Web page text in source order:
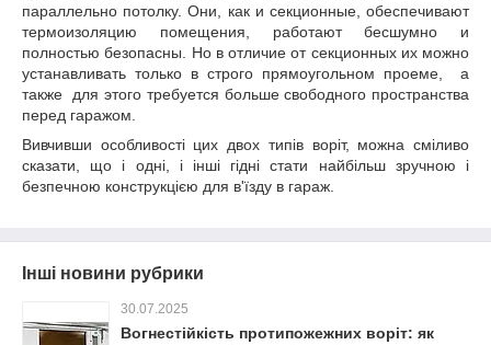
параллельно потолку. Они, как и секционные, обеспечивают
термоизоляцию помещения, работают бесшумно и
полностью безопасны. Но в отличие от секционных их можно
устанавливать только в строго прямоугольном проеме, а
также для этого требуется больше свободного пространства
перед гаражом.
Вивчивши особливості цих двох типів воріт, можна сміливо
сказати, що і одні, і інші гідні стати найбільш зручною і
безпечною конструкцією для в'їзду в гараж.
Інші новини рубрики
30.07.2025
Вогнестійкість протипожежних воріт: як